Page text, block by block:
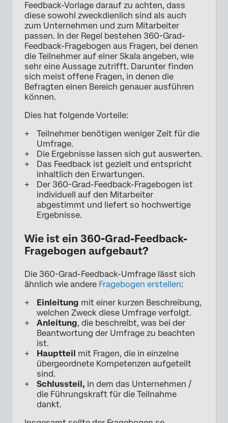
Feedback-Vorlage darauf zu achten, dass
diese sowohl zweckdienlich sind als auch
zum Unternehmen und zum Mitarbeiter
passen. In der Regel bestehen 360-Grad-
Feedback-Fragebogen aus Fragen, bei denen
die Teilnehmer auf einer Skala angeben, wie
sehr eine Aussage zutrifft. Darunter finden
sich meist offene Fragen, in denen die
Befragten einen Bereich genauer ausführen
können.
Dies hat folgende Vorteile:
Teilnehmer benötigen weniger Zeit für die
Umfrage.
Die Ergebnisse lassen sich gut auswerten.
Das Feedback ist gezielt und entspricht
inhaltlich den Erwartungen.
Der 360-Grad-Feedback-Fragebogen ist
individuell auf den Mitarbeiter
abgestimmt und liefert so hochwertige
Ergebnisse.
Wie ist ein 360-Grad-Feedback-
Fragebogen aufgebaut?
Die 360-Grad-Feedback-Umfrage lässt sich
ähnlich wie andere Fragebogen erstellen:
Einleitung mit einer kurzen Beschreibung,
welchen Zweck diese Umfrage verfolgt.
Anleitung, die beschreibt, was bei der
Beantwortung der Umfrage zu beachten
ist.
Hauptteil mit Fragen, die in einzelne
übergeordnete Kompetenzen aufgeteilt
sind.
Schlussteil, in dem das Unternehmen /
die Führungskraft für die Teilnahme
dankt.